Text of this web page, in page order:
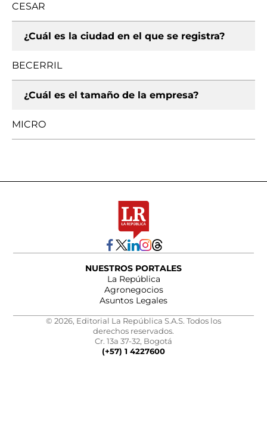
CESAR
¿Cuál es la ciudad en el que se registra?
BECERRIL
¿Cuál es el tamaño de la empresa?
MICRO
NUESTROS PORTALES
La República
Agronegocios
Asuntos Legales
© 2026, Editorial La República S.A.S. Todos los
derechos reservados.
Cr. 13a 37-32, Bogotá
(+57) 1 4227600